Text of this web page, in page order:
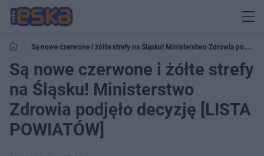
Są nowe czerwone i żółte strefy na Śląsku! Ministerstwo Zdrowia podjęło
decyzję [LISTA POWIATÓW]
Są nowe czerwone i żółte strefy
na Śląsku! Ministerstwo
Zdrowia podjęło decyzję [LISTA
POWIATÓW]